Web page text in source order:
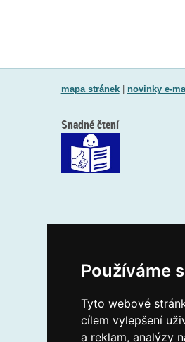
Používáme
Tyto webové
cílem vylepšení
a reklam, analýzy
mapa stránek| novinky e-
Snadné čtení